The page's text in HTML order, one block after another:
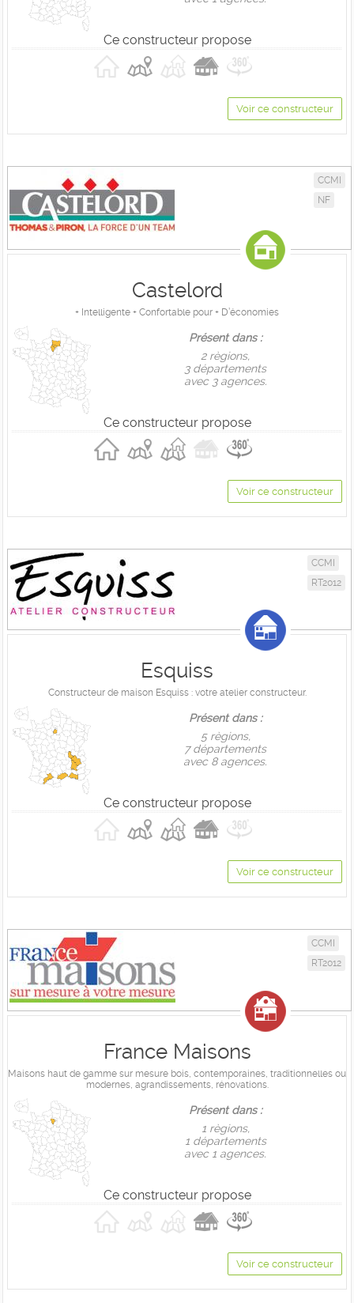
Ce constructeur propose
Voir ce constructeur
CCMI
NF
Castelord
+ Intelligente + Confortable pour + D’économies
Présent dans :
2 règions,
3 départements
avec 3 agences.
Ce constructeur propose
Voir ce constructeur
CCMI
RT2012
Esquiss
Constructeur de maison Esquiss : votre atelier constructeur.
Présent dans :
5 règions,
7 départements
avec 8 agences.
Ce constructeur propose
Voir ce constructeur
CCMI
RT2012
France Maisons
Maisons haut de gamme sur mesure bois, contemporaines, traditionnelles ou
modernes, agrandissements, rénovations.
Présent dans :
1 règions,
1 départements
avec 1 agences.
Ce constructeur propose
Voir ce constructeur